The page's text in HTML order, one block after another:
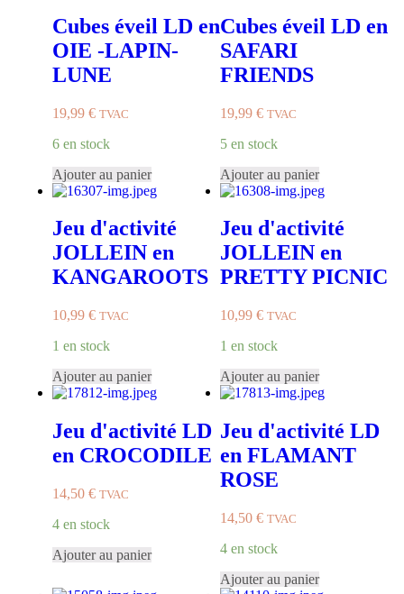
Cubes éveil LD en
OIE -LAPIN-
LUNE
19,99 € TVAC
6 en stock
Ajouter au panier
Cubes éveil LD en
SAFARI
FRIENDS
19,99 € TVAC
5 en stock
Ajouter au panier
Jeu d'activité
JOLLEIN en
KANGAROOTS
10,99 € TVAC
1 en stock
Ajouter au panier
Jeu d'activité
JOLLEIN en
PRETTY PICNIC
10,99 € TVAC
1 en stock
Ajouter au panier
Jeu d'activité LD
en CROCODILE
14,50 € TVAC
4 en stock
Ajouter au panier
Jeu d'activité LD
en FLAMANT
ROSE
14,50 € TVAC
4 en stock
Ajouter au panier